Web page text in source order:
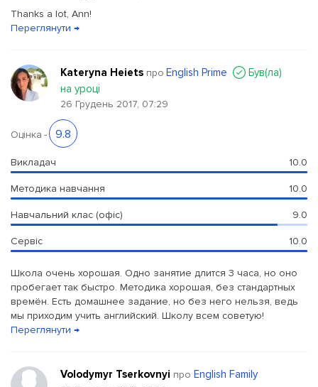
Thanks a lot, Ann!
Переглянути →
Kateryna Heiets про English Prime
Був(ла)
на уроці
26 Грудень 2017, 07:29
Оцінка - 9.8
Викладач 10.0
Методика навчання 10.0
Навчальний клас (офіс) 9.0
Сервіс 10.0
Школа очень хорошая. Одно занятие длится 3 часа, но оно
пробегает так быстро. Методика хорошая, без стандартных
времён. Есть домашнее задание, но без него нельзя, ведь
мы приходим учить английский. Школу всем советую!
Переглянути →
Volodymyr Tserkovnyi про English Family